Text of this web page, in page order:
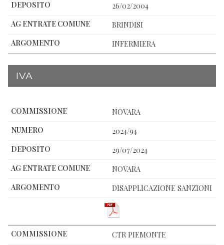
26/02/2004
BRINDISI
INFERMIERA
IVA
NOVARA
2024/94
29/07/2024
NOVARA
DISAPPLICAZIONE SANZIONI
CTR PIEMONTE